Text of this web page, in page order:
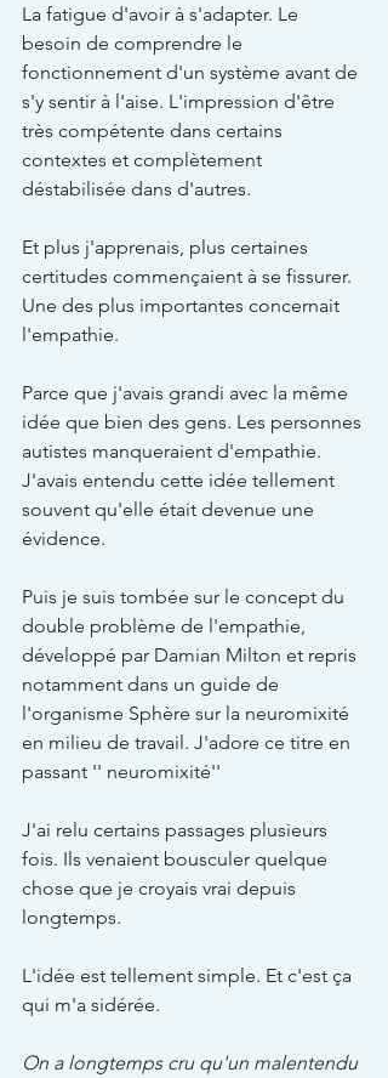
La fatigue d'avoir à s'adapter. Le
besoin de comprendre le
fonctionnement d'un système avant de
s'y sentir à l'aise. L'impression d'être
très compétente dans certains
contextes et complètement
déstabilisée dans d'autres.
Et plus j'apprenais, plus certaines
certitudes commençaient à se fissurer.
Une des plus importantes concernait
l'empathie.
Parce que j'avais grandi avec la même
idée que bien des gens. Les personnes
autistes manqueraient d'empathie.
J'avais entendu cette idée tellement
souvent qu'elle était devenue une
évidence.
Puis je suis tombée sur le concept du
double problème de l'empathie,
développé par Damian Milton et repris
notamment dans un guide de
l'organisme Sphère sur la neuromixité
en milieu de travail. J'adore ce titre en
passant '' neuromixité''
J'ai relu certains passages plusieurs
fois. Ils venaient bousculer quelque
chose que je croyais vrai depuis
longtemps.
L'idée est tellement simple. Et c'est ça
qui m'a sidérée.
On a longtemps cru qu'un malentendu